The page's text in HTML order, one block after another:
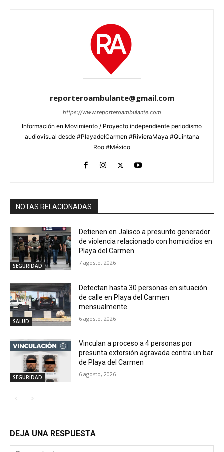
reporteroambulante@gmail.com
https://www.reporteroambulante.com
Información en Movimiento / Proyecto independiente periodismo
audiovisual desde #PlayadelCarmen #RivieraMaya #Quintana
Roo #México
NOTAS RELACIONADAS
SEGURIDAD
Detienen en Jalisco a presunto generador
de violencia relacionado con homicidios en
Playa del Carmen
7 agosto, 2026
SALUD
Detectan hasta 30 personas en situación
de calle en Playa del Carmen
mensualmente
6 agosto, 2026
SEGURIDAD
Vinculan a proceso a 4 personas por
presunta extorsión agravada contra un bar
de Playa del Carmen
6 agosto, 2026
DEJA UNA RESPUESTA